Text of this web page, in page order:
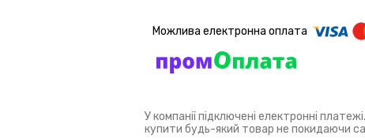
У компанії підключені електронні
купити будь-який товар не покидаючи